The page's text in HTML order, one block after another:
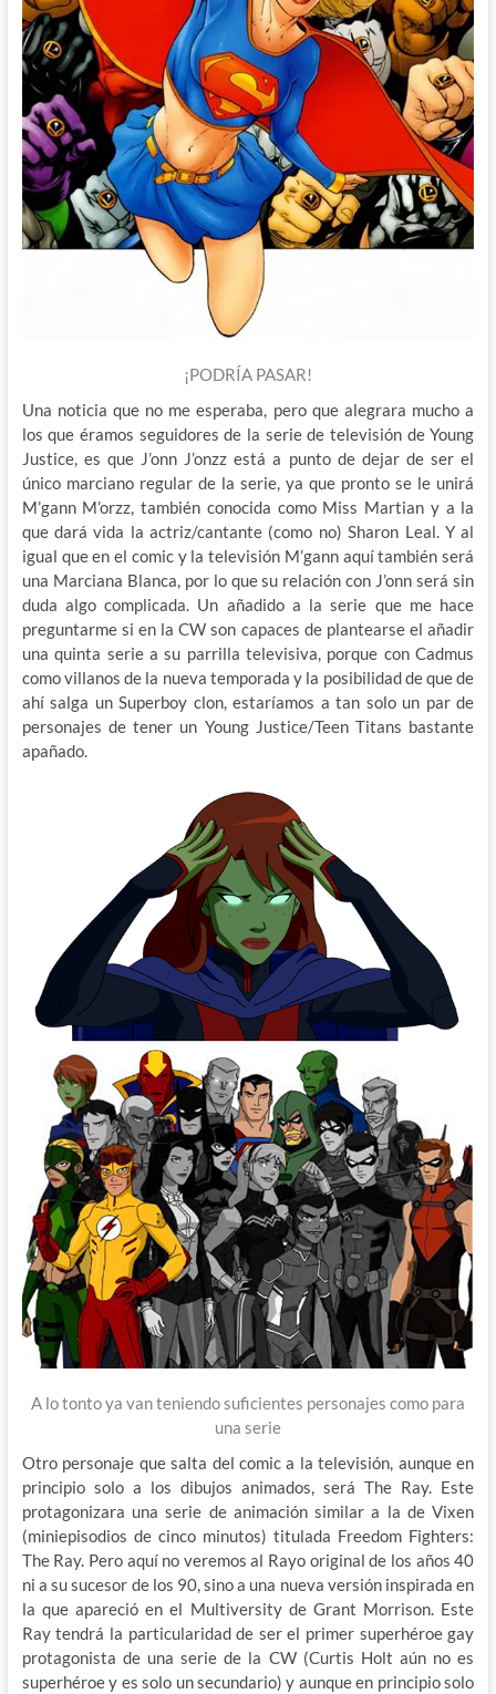
¡PODRÍA PASAR!
Una noticia que no me esperaba, pero que alegrara mucho a
los que éramos seguidores de la serie de televisión de Young
Justice, es que J’onn J’onzz está a punto de dejar de ser el
único marciano regular de la serie, ya que pronto se le unirá
M’gann M’orzz, también conocida como Miss Martian y a la
que dará vida la actriz/cantante (como no) Sharon Leal. Y al
igual que en el comic y la televisión M’gann aquí también será
una Marciana Blanca, por lo que su relación con J’onn será sin
duda algo complicada. Un añadido a la serie que me hace
preguntarme si en la CW son capaces de plantearse el añadir
una quinta serie a su parrilla televisiva, porque con Cadmus
como villanos de la nueva temporada y la posibilidad de que de
ahí salga un Superboy clon, estaríamos a tan solo un par de
personajes de tener un Young Justice/Teen Titans bastante
apañado.
A lo tonto ya van teniendo suficientes personajes como para
una serie
Otro personaje que salta del comic a la televisión, aunque en
principio solo a los dibujos animados, será The Ray. Este
protagonizara una serie de animación similar a la de Vixen
(miniepisodios de cinco minutos) titulada Freedom Fighters:
The Ray. Pero aquí no veremos al Rayo original de los años 40
ni a su sucesor de los 90, sino a una nueva versión inspirada en
la que apareció en el Multiversity de Grant Morrison. Este
Ray tendrá la particularidad de ser el primer superhéroe gay
protagonista de una serie de la CW (Curtis Holt aún no es
superhéroe y es solo un secundario) y aunque en principio solo